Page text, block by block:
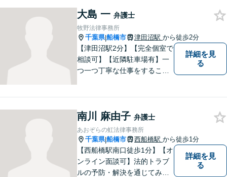
大島 一 弁護士
牧野法律事務所
千葉県|船橋市 津田沼駅 から徒歩2分
【津田沼駅2分】【完全個室で
相談可】【近隣駐車場有】一
つ一つ丁寧な仕事をすること
葉県船橋市の牧野法律事務所
へお気軽にご相談下さい。
詳細を見
る
南川 麻由子 弁護士
あおぞらの虹法律事務所
千葉県|船橋市 西船橋駅 から徒歩1分
【西船橋駅南口徒歩1分】【オ
ンライン面談可】法的トラブ
ルの予防・解決を通じてみな
詳細を見
る